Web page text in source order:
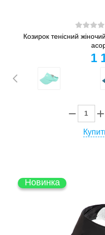
Козирок тенісний
1
Новинка